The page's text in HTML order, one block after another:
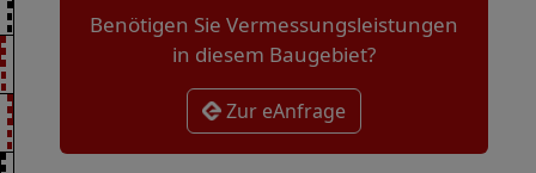
Benötigen Sie Vermessungsleistungen
in diesem Baugebiet?
Zur eAnfrage